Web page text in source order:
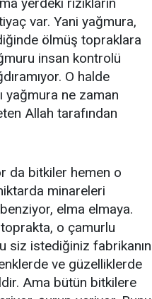
var. Yani yağmura,
ölmüş topraklara
insan kontrolü
O halde
yağmura ne zaman
Allah tarafından
da bitkiler hemen o
minareleri
elma elmaya.
o çamurlu
siz istediğiniz fabrikanın
ve güzelliklerde
Ama bütün bitkilere